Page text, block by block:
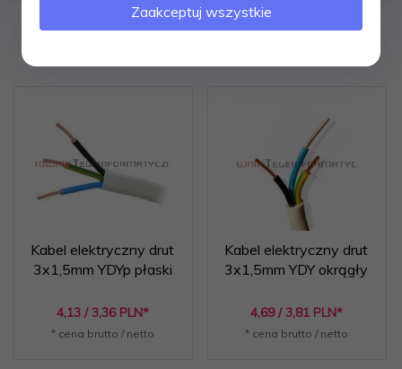
Polecamy
Kabel elektryczny drut
3x1,5mm YDYp płaski
4,13 / 3,36 PLN*
* cena brutto / netto
Kabel elektryczny drut
3x1,5mm YDY okrągły
4,69 / 3,81 PLN*
* cena brutto / netto
Zaakceptuj wszystkie